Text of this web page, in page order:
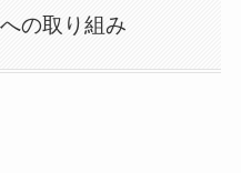
の取り組み